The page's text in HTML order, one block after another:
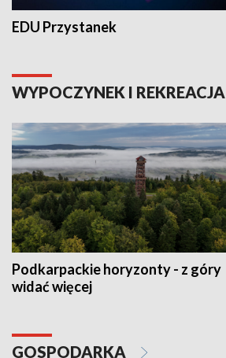
EDU Przystanek
WYPOCZYNEK I REKREACJA
Podkarpackie horyzonty - z góry
widać więcej
GOSPODARKA